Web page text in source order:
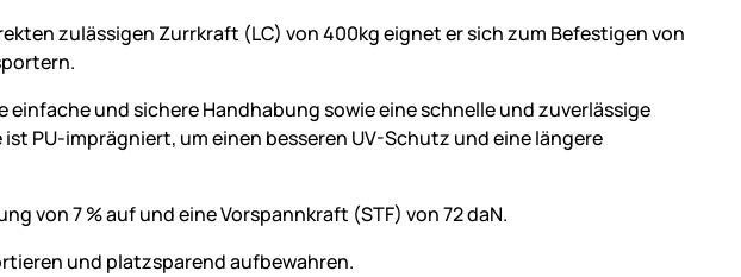
zulässigen Zurrkraft (LC) von 400kg eignet er sich zum Befestigen von
und sichere Handhabung sowie eine schnelle und zuverlässige
PU-imprägniert, um einen besseren UV-Schutz und eine längere
von 7 % auf und eine Vorspannkraft (STF) von 72 daN.
und platzsparend aufbewahren.